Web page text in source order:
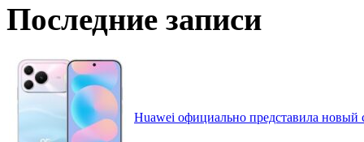
Последние записи
Huawei официально представила